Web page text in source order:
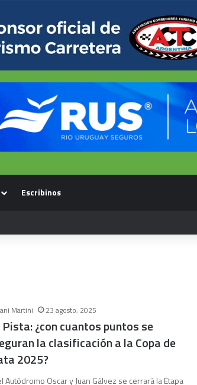
Escribinos
Martini 23 agosto, 2025
Pista: ¿con cuantos puntos se
la clasificación a la Copa de
2025?
Autódromo Oscar y Juan Gálvez se cerrará la Etapa